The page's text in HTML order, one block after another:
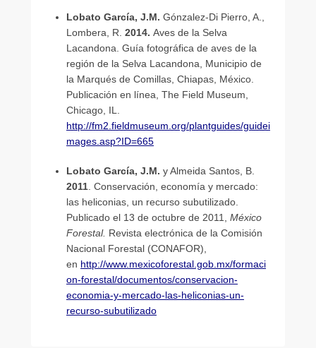
Lobato García, J.M. Gónzalez-Di Pierro, A.,
Lombera, R. 2014. Aves de la Selva
Lacandona. Guía fotográfica de aves de la
región de la Selva Lacandona, Municipio de
la Marqués de Comillas, Chiapas, México.
Publicación en línea, The Field Museum,
Chicago, IL.
http://fm2.fieldmuseum.org/plantguides/guidei
mages.asp?ID=665
Lobato García, J.M. y Almeida Santos, B.
2011 . Conservación, economía y mercado:
las heliconias, un recurso subutilizado.
Publicado el 13 de octubre de 2011, México
Forestal. Revista electrónica de la Comisión
Nacional Forestal (CONAFOR),
en http://www.mexicoforestal.gob.mx/formaci
on-forestal/documentos/conservacion-
economia-y-mercado-las-heliconias-un-
recurso-subutilizado